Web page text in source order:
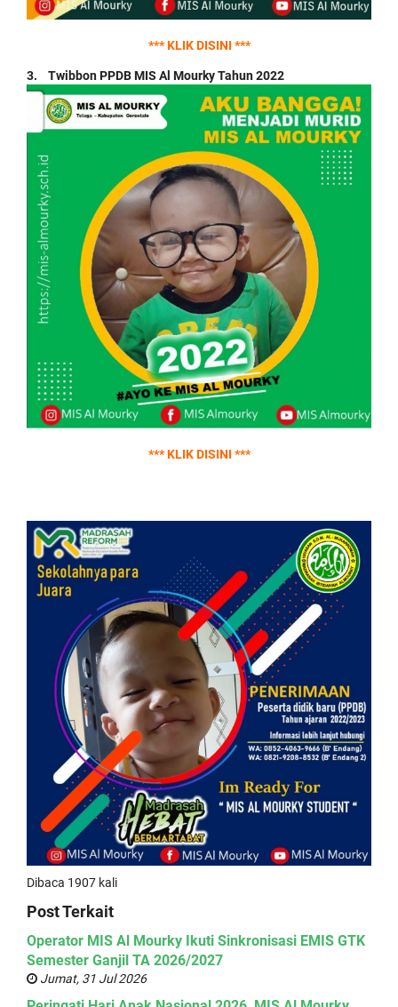
*** KLIK DISINI ***
3. Twibbon PPDB MIS Al Mourky Tahun 2022
*** KLIK DISINI ***
Dibaca 1907 kali
Post Terkait
Operator MIS Al Mourky Ikuti Sinkronisasi EMIS GTK
Semester Ganjil TA 2026/2027
Jumat, 31 Jul 2026